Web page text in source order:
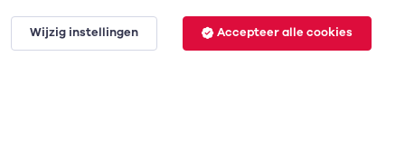
Wijzig instellingen Accepteer alle cookies